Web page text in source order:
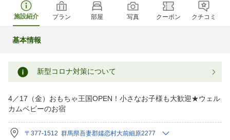
施設紹介 プラン 部屋 写真 クーポン クチコミ
基本情報
新型コロナ対策について
4／17（金）おもちゃ王国OPEN！小さなお子様も大歓迎★ウェル
カムベビーのお宿
〒377-1512 群馬県吾妻郡嬬恋村大前細原2277